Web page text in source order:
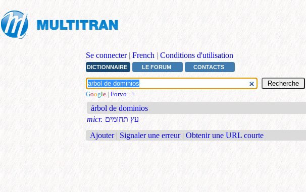
Se connecter | French | Conditions d'utilisation
DICTIONNAIRE LE FORUM CONTACTS
Google | Forvo | +
árbol de dominios
micr. עץ תחומים
Ajouter | Signaler une erreur | Obtenir une URL courte